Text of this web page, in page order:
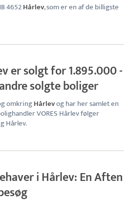
4652Hårlev, som er en af de billigste
er solgt for 1.895.000 -
solgte boliger
omkringHårlevog har her samlet en
VORES Hårlev følger
Hårlev.
i Hårlev: En Aften